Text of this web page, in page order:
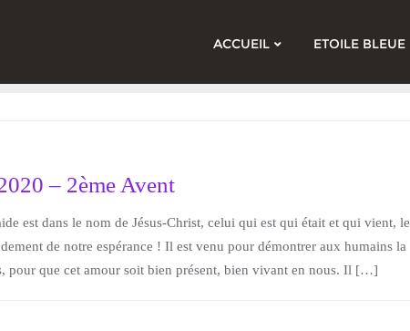
ACCUEIL ETOILE BLEUE
– 2ème Avent
est dans le nom de Jésus-Christ, celui qui est qui était et qui vient, le
de notre espérance ! Il est venu pour démontrer aux humains la
pour que cet amour soit bien présent, bien vivant en nous. Il […]